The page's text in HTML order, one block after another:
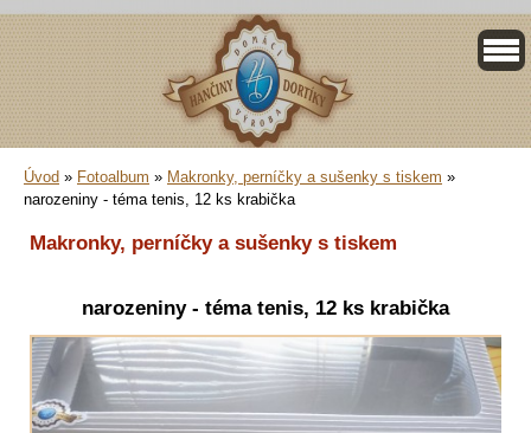
Úvod » Fotoalbum » Makronky, perníčky a sušenky s tiskem »
narozeniny - téma tenis, 12 ks krabička
Makronky, perníčky a sušenky s tiskem
narozeniny - téma tenis, 12 ks krabička